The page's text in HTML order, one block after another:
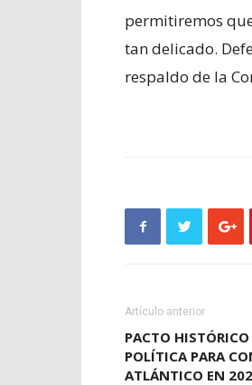
permitiremos
tan delicado.
respaldo de la
Artículo anterior
PACTO
POLÍTICA PARA
ATLÁNTICO EN